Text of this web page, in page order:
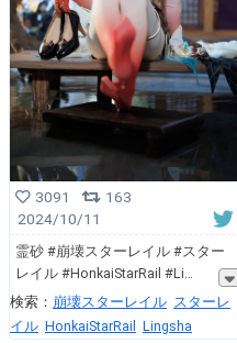
3091
163
2024/10/11
霊砂 #崩壊スターレイル #スター
レイル #HonkaiStarRail #Li
検索： 崩壊スターレイル スターレ
イル HonkaiStarRail Lingsha